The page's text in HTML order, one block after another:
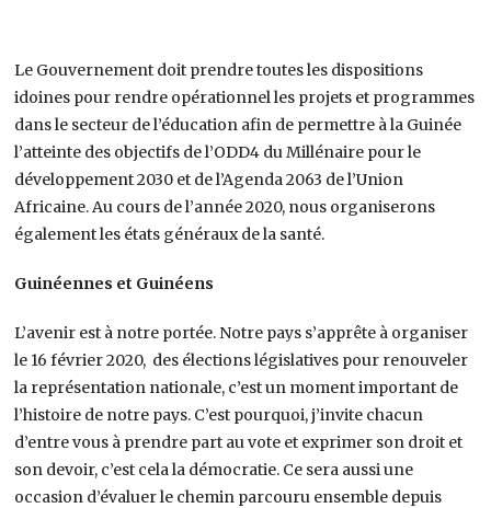
Le Gouvernement doit prendre toutes les dispositions
idoines pour rendre opérationnel les projets et programmes
dans le secteur de l’éducation afin de permettre à la Guinée
l’atteinte des objectifs de l’ODD4 du Millénaire pour le
développement 2030 et de l’Agenda 2063 de l’Union
Africaine. Au cours de l’année 2020, nous organiserons
également les états généraux de la santé.
Guinéennes et Guinéens
L’avenir est à notre portée. Notre pays s’apprête à organiser
le 16 février 2020, des élections législatives pour renouveler
la représentation nationale, c’est un moment important de
l’histoire de notre pays. C’est pourquoi, j’invite chacun
d’entre vous à prendre part au vote et exprimer son droit et
son devoir, c’est cela la démocratie. Ce sera aussi une
occasion d’évaluer le chemin parcouru ensemble depuis